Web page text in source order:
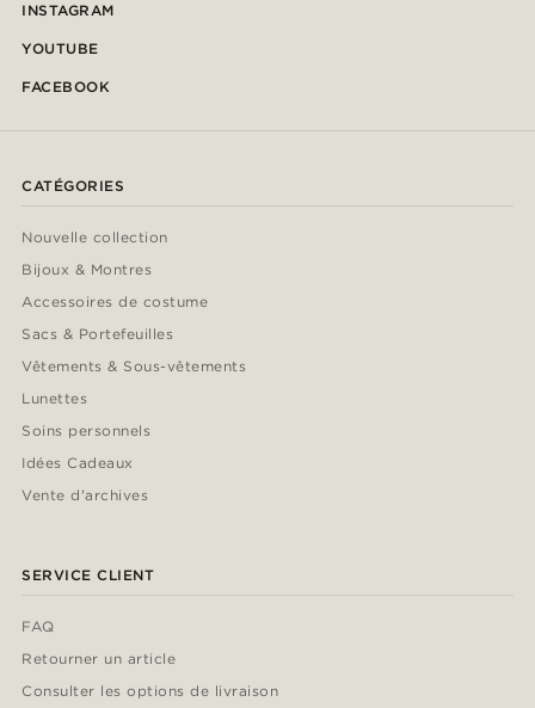
INSTAGRAM
YOUTUBE
FACEBOOK
CATÉGORIES
Nouvelle collection
Bijoux & Montres
Accessoires de costume
Sacs & Portefeuilles
Vêtements & Sous-vêtements
Lunettes
Soins personnels
Idées Cadeaux
Vente d'archives
SERVICE CLIENT
FAQ
Retourner un article
Consulter les options de livraison